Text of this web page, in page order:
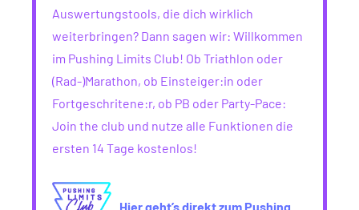
Auswertungstools, die dich wirklich
weiterbringen? Dann sagen wir: Willkommen
im Pushing Limits Club! Ob Triathlon oder
(Rad-)Marathon, ob Einsteiger:in oder
Fortgeschritene:r, ob PB oder Party-Pace:
Join the club und nutze alle Funktionen die
ersten 14 Tage kostenlos!
Hier geht’s direkt zum Pushing